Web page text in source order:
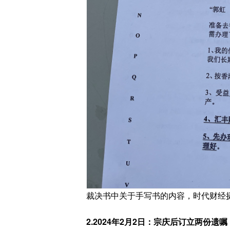
裁决书中关于手写书的内容，时代财经
2.2024年2月2日：宗庆后订立两份遗嘱